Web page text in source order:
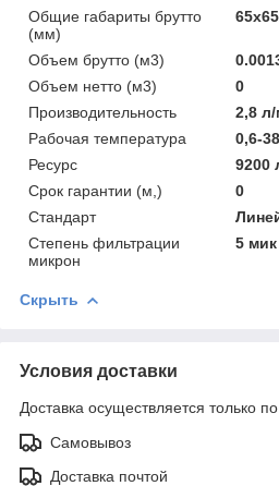
Общие габариты брутто
(мм)
Объем брутто (м3)
Объем нетто (м3)
0
Производительность
2,8
Рабочая температура
0,6-
Ресурс
9200
Срок гарантии (м,)
0
Стандарт
Степень фильтрации
микрон
5 мик
Скрыть
Условия доставки
Доставка осуществляется только
Самовывоз
Доставка почтой